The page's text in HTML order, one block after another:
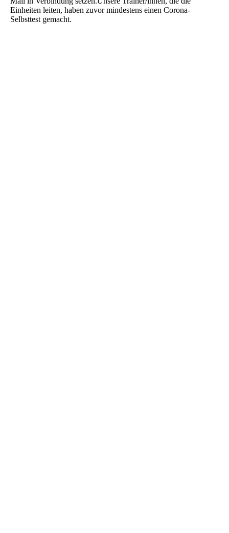
Einheiten leiten, haben zuvor mindestens einen Corona-
Selbsttest gemacht.